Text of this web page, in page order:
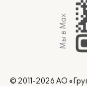
Мы в Max
© 2011-2026 АО